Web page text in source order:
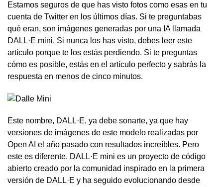
Estamos seguros de que has visto fotos como esas en tu
cuenta de Twitter en los últimos días. Si te preguntabas
qué eran, son imágenes generadas por una IA llamada
DALL·E mini. Si nunca los has visto, debes leer este
artículo porque te los estás perdiendo. Si te preguntas
cómo es posible, estás en el artículo perfecto y sabrás la
respuesta en menos de cinco minutos.
Este nombre, DALL·E, ya debe sonarte, ya que hay
versiones de imágenes de este modelo realizadas por
Open AI el año pasado con resultados increíbles. Pero
este es diferente. DALL·E mini es un proyecto de código
abierto creado por la comunidad inspirado en la primera
versión de DALL·E y ha seguido evolucionando desde